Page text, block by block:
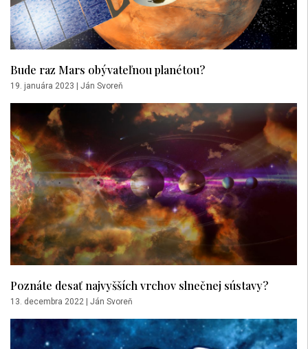
Bude raz Mars obývateľnou planétou?
19. januára 2023 Ján Svoreň
Poznáte desať najvyšších vrchov slnečnej sústavy?
13. decembra 2022 Ján Svoreň